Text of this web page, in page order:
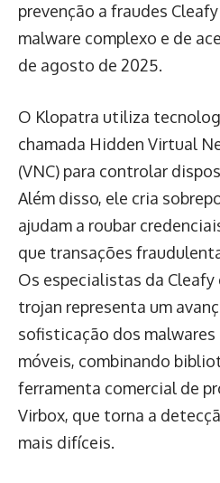
prevenção a fraudes
malware complexo e de
de agosto de 2025.
O Klopatra utiliza
chamada Hidden Virtual
(VNC) para controlar
Além disso, ele cria
ajudam a roubar
que transações
Os especialistas da Cleafy
trojan representa um
sofisticação dos
móveis, combinando
ferramenta comercial de
Virbox, que torna a
mais difíceis.